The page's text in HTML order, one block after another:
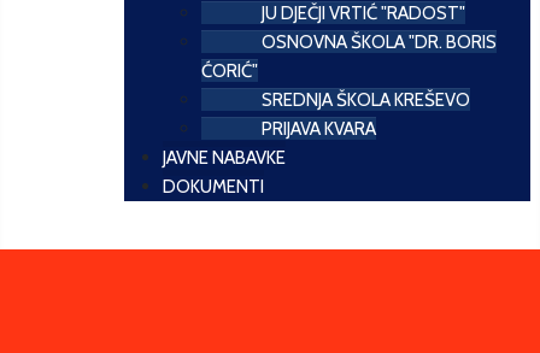
JU DJEČJI VRTIĆ "RADOST"
OSNOVNA ŠKOLA "DR. BORIS
ĆORIĆ"
SREDNJA ŠKOLA KREŠEVO
PRIJAVA KVARA
JAVNE NABAVKE
DOKUMENTI